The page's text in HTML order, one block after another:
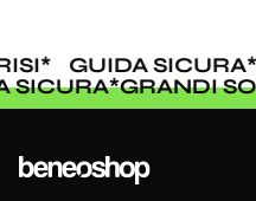
* GUIDA SICURA*
SICURA*GRANDI